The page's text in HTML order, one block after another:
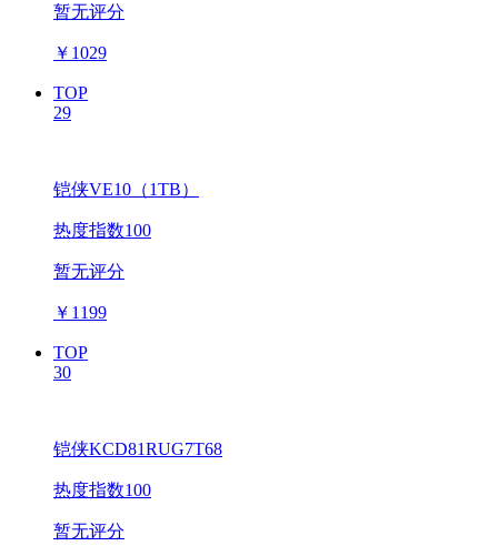
暂无评分
￥ 1029
TOP
29
铠侠VE10（1TB）
热度指数100
暂无评分
￥ 1199
TOP
30
铠侠KCD81RUG7T68
热度指数100
暂无评分